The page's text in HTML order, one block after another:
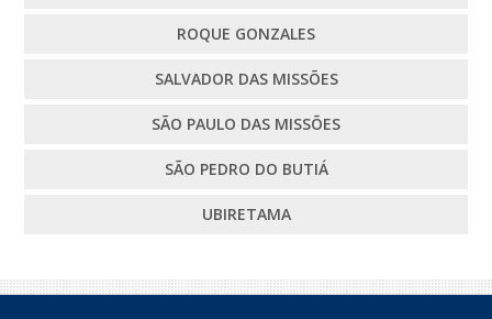
ROQUE GONZALES
SALVADOR DAS MISSÕES
SÃO PAULO DAS MISSÕES
SÃO PEDRO DO BUTIÁ
UBIRETAMA